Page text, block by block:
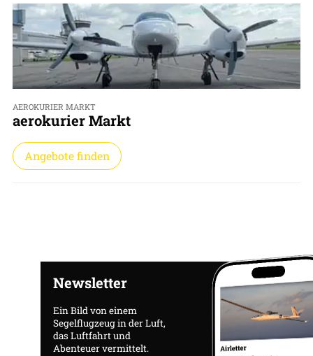
AEROKURIER MARKT
aerokurier Markt
Angebote finden
Newsletter
Ein Bild von einem
Segelflugzeug in der Luft,
das Luftfahrt und
Abenteuer vermittelt.